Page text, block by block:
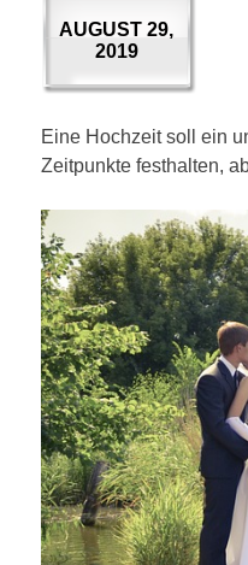
AUGUST 29,
2019
Eine Hochzeit soll ein
Zeitpunkte festhalten,